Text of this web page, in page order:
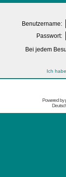
Benutzername:
Passwort:
Bei jedem
Ich
Powered by